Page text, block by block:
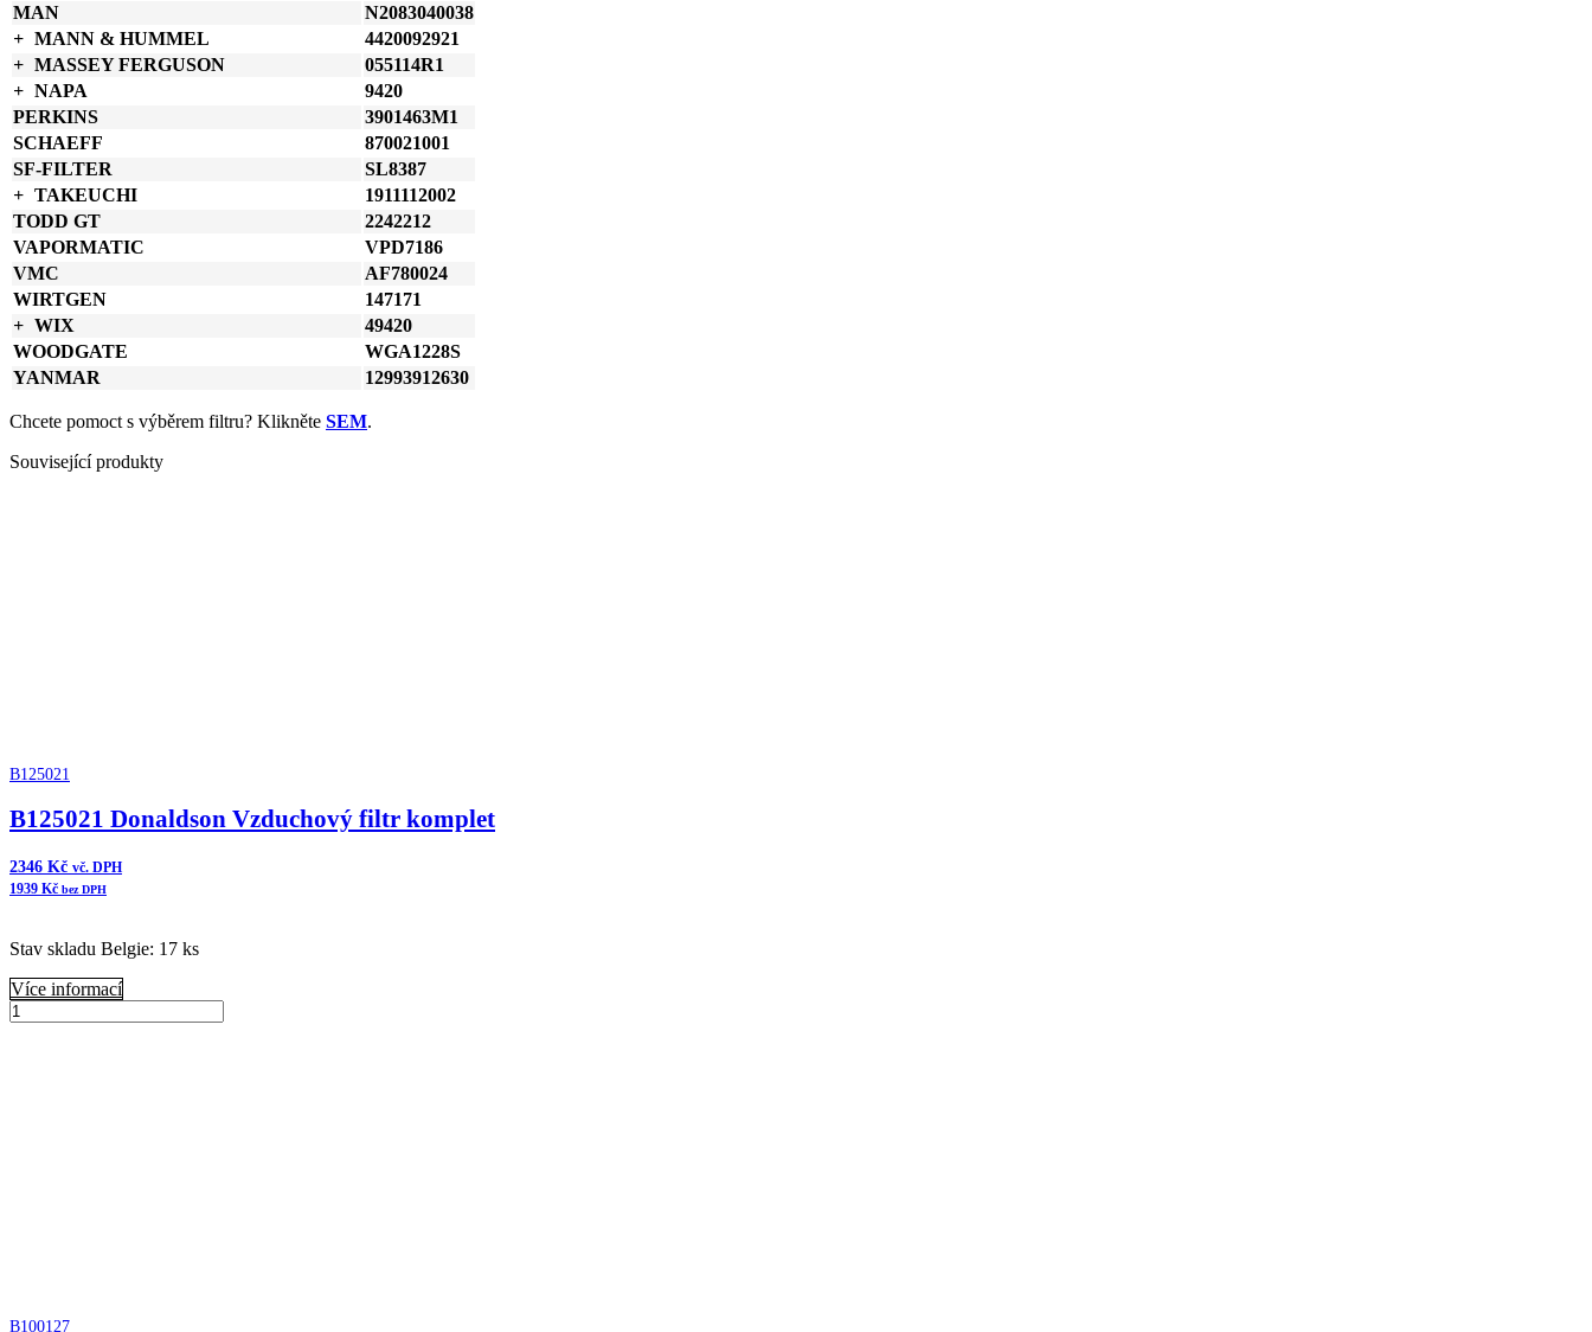
MAN
N2083040038
MANN & HUMMEL
4420092921
MASSEY FERGUSON
055114R1
NAPA
9420
PERKINS
3901463M1
SCHAEFF
870021001
SF-FILTER
SL8387
TAKEUCHI
1911112002
TODD GT
2242212
VAPORMATIC
VPD7186
VMC
AF780024
WIRTGEN
147171
WIX
49420
WOODGATE
WGA1228S
YANMAR
12993912630
Chcete pomoct s výběrem filtru? Klikněte SEM.
Související produkty
B125021
B125021 Donaldson Vzduchový filtr komplet
2346 Kč vč. DPH
1939 Kč bez DPH
Stav skladu Belgie: 17 ks
Více informací
B125021
B100127